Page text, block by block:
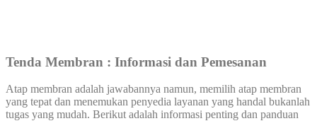
Tenda Membran : Informasi dan Pemesanan
Atap membran adalah jawabannya namun, memilih atap membran
yang tepat dan menemukan penyedia layanan yang handal bukanlah
tugas yang mudah. Berikut adalah informasi penting dan panduan